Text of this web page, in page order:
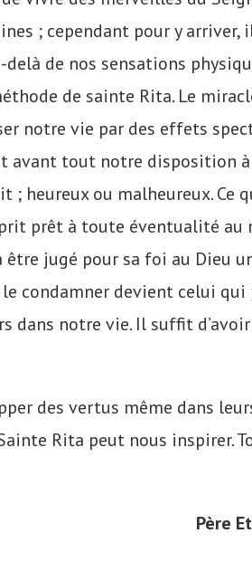
; cependant pour y
de nos sensations
de sainte Rita. Le
notre vie par des effets
avant tout notre disposition
; heureux ou malheureux. Ce
prêt à toute éventualité au
jugé pour sa foi au Dieu
condamner devient celui qui
dans notre vie. Il suffit
des vertus même dans
Rita peut nous inspirer.
Père